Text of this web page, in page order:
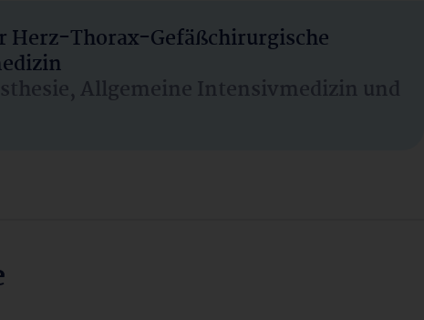
Herz-Thorax-Gefäßchirurgische
Allgemeine Intensivmedizin und